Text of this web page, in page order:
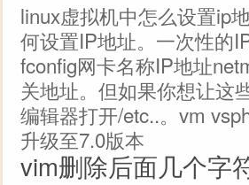
linux虚拟机中怎么设置ip
何设置IP地址。一次性的
fconfig网卡名称IP地址
关地址。但如果你想让这
编辑器打开/etc..。vm
升级至7.0版本
vim删除后面几个字